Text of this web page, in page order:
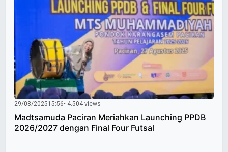
29/08/202515:56• 4.504 views
Madtsamuda Paciran Meriahkan Launching PPDB
2026/2027 dengan Final Four Futsal